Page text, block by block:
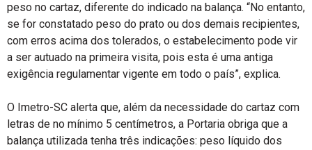
peso no cartaz, diferente do indicado na balança. “No entanto,
se for constatado peso do prato ou dos demais recipientes,
com erros acima dos tolerados, o estabelecimento pode vir
a ser autuado na primeira visita, pois esta é uma antiga
exigência regulamentar vigente em todo o país”, explica.
O Imetro-SC alerta que, além da necessidade do cartaz com
letras de no mínimo 5 centímetros, a Portaria obriga que a
balança utilizada tenha três indicações: peso líquido dos